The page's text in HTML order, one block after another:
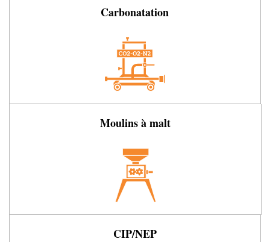
Carbonatation
Moulins à malt
CIP/NEP